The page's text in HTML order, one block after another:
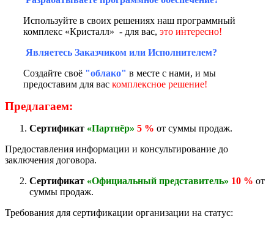
Используйте в своих решениях наш программный
комплекс «Кристалл» - для вас, это интересно!
Являетесь Заказчиком или Исполнителем?
Создайте своё "облако" в месте с нами, и мы
предоставим для вас комплексное решение!
Предлагаем:
Сертификат «Партнёр» 5 % от суммы продаж.
Предоставления информации и консультирование до
заключения договора.
Сертификат «Официальный представитель» 10 % от
суммы продаж.
Требования для сертификации организации на статус: